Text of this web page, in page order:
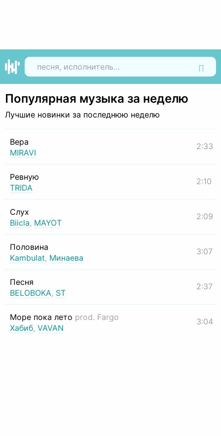
Популярная музыка за неделю
Лучшие новинки за последнюю неделю
Вера
MIRAVI
2:33
Ревную
TRIDA
2:10
Слух
Biicla, MAYOT
2:09
Половина
Kambulat, Минаева
3:07
Песня
BELOBOKA, ST
2:37
Море пока лето prod. Fargo
Хабиб, VAVAN
3:04